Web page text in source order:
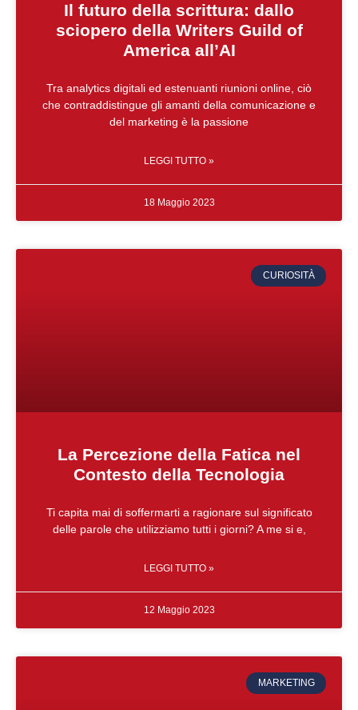
Il futuro della scrittura: dallo
sciopero della Writers Guild of
America all’AI
Tra analytics digitali ed estenuanti riunioni online, ciò
che contraddistingue gli amanti della comunicazione e
del marketing è la passione
LEGGI TUTTO »
18 Maggio 2023
CURIOSITÀ
La Percezione della Fatica nel
Contesto della Tecnologia
Ti capita mai di soffermarti a ragionare sul significato
delle parole che utilizziamo tutti i giorni? A me si e,
LEGGI TUTTO »
12 Maggio 2023
MARKETING